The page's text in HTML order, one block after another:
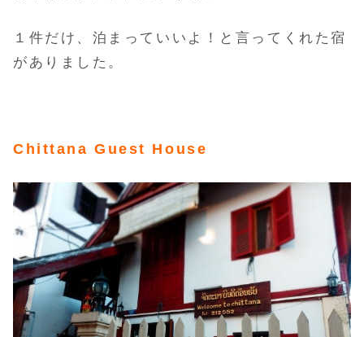
１件だけ、泊まっていいよ！と言ってくれた宿
がありました。
Chittana Guest House